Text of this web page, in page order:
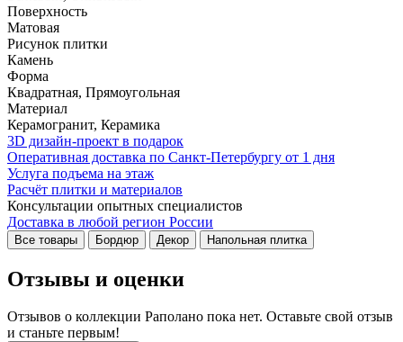
Поверхность
Матовая
Рисунок плитки
Камень
Форма
Квадратная, Прямоугольная
Материал
Керамогранит, Керамика
3D дизайн-проект в подарок
Оперативная доставка по Санкт-Петербургу от 1 дня
Услуга подъема на этаж
Расчёт плитки и материалов
Консультации опытных специалистов
Доставка в любой регион России
Все товары Бордюр Декор Напольная плитка
Отзывы и оценки
Отзывов о коллекции Раполано пока нет. Оставьте свой отзыв
и станьте первым!